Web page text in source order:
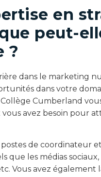
en
peut-
?
dans le marketing
dans votre
Cumberland
avez besoin pour
de coordinateur
que les médias
Vous avez également